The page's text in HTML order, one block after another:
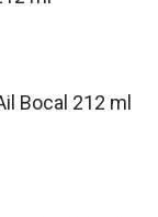
Bocal 212 ml